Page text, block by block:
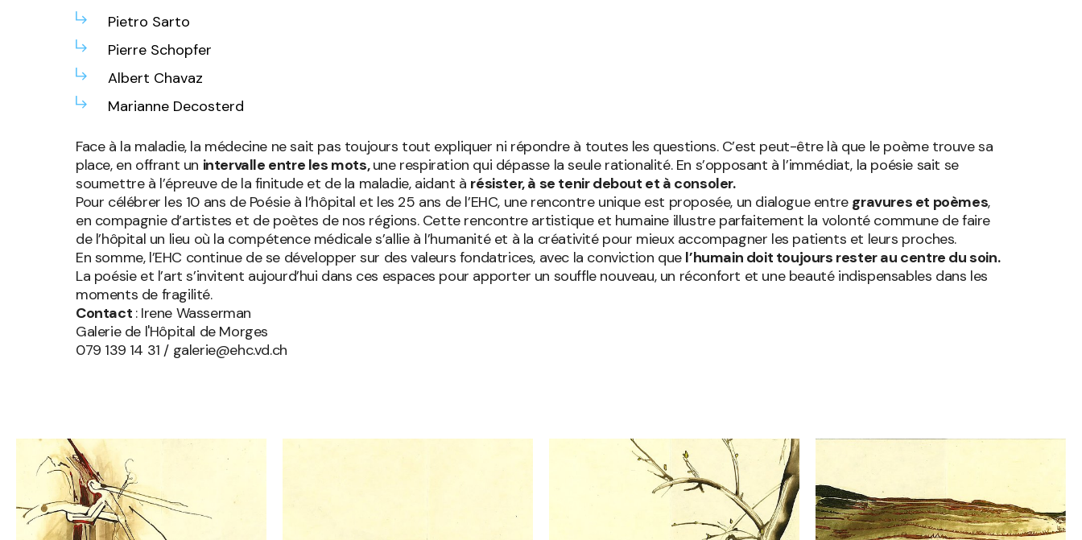
Pietro Sarto
Pierre Schopfer
Albert Chavaz
Marianne Decosterd
Face à la maladie, la médecine ne sait pas toujours tout expliquer ni répondre à toutes les questions. C’est peut-être là que le poème trouve sa
place, en offrant un intervalle entre les mots,une respiration qui dépasse la seule rationalité. En s’opposant à l’immédiat, la poésie sait se
soumettre à l’épreuve de la finitude et de la maladie, aidant à résister, à se tenir debout et à consoler.
Pour célébrer les 10 ans de Poésie à l’hôpital et les 25 ans de l’EHC, une rencontre unique est proposée, un dialogue entre gravures et poèmes,
en compagnie d’artistes et de poètes de nos régions. Cette rencontre artistique et humaine illustre parfaitement la volonté commune de faire
de l’hôpital un lieu où la compétence médicale s’allie à l’humanité et à la créativité pour mieux accompagner les patients et leurs proches.
En somme, l’EHC continue de se développer sur des valeurs fondatrices, avec la conviction que l’humain doit toujours rester au centre du soin.
La poésie et l’art s’invitent aujourd’hui dans ces espaces pour apporter un souffle nouveau, un réconfort et une beauté indispensables dans les
moments de fragilité.
Contact : Irene Wasserman
Galerie de l'Hôpital de Morges
079 139 14 31 / galerie@ehc.vd.ch